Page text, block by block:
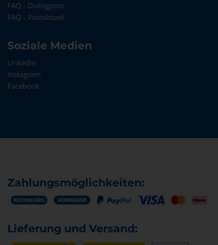
FAQ - Dialogpost
FAQ - Postaktuell
Soziale Medien
LinkedIn
Instagram
Facebook
Zahlungsmöglichkeiten:
Lieferung und Versand: